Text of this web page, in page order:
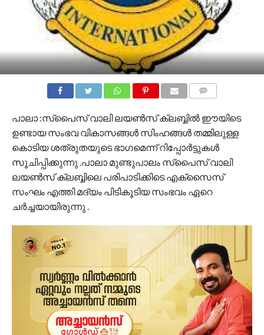
പാലാ :സ്‌പൈസ് വാലി ലയൺസ് ക്ലബ്ബിൽ ഈയിടെ
ഉണ്ടായ സംഭവ വികാസങ്ങൾ സിംഹങ്ങൾ തമ്മിലുള്ള
കൊടിയ ശത്രുതയുടെ ഭാഗമെന്ന് റിപ്പോർട്ടുകൾ
സൂചിപ്പിക്കുന്നു .പാലാ മുണ്ടുപാലം സ്‌പൈസ് വാലി
ലയൺസ് ക്ലബ്ബിലെ പരിപാടിക്കിടെ എക്സൈസ്
സംഘം എത്തി മദ്യം പിടികൂടിയ സംഭവം ഏറെ
ചർച്ചയായിരുന്നു .